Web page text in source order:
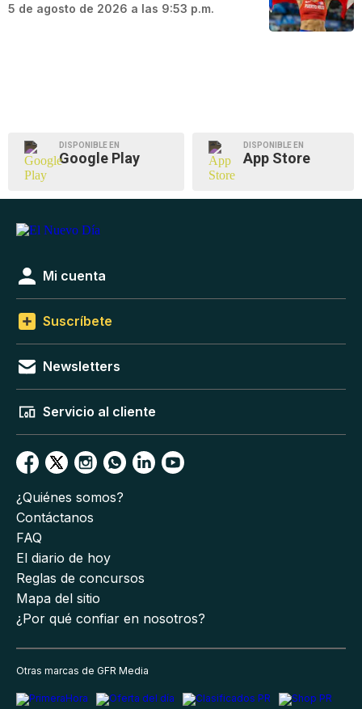
5 de agosto de 2026 a las 9:53 p.m.
DISPONIBLE EN
Google Play
DISPONIBLE EN
App Store
Mi cuenta
Suscríbete
Newsletters
Servicio al cliente
¿Quiénes somos?
Contáctanos
FAQ
El diario de hoy
Reglas de concursos
Mapa del sitio
¿Por qué confiar en nosotros?
Otras marcas de GFR Media